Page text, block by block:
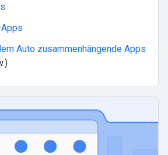
Auto zusammenhängende Apps